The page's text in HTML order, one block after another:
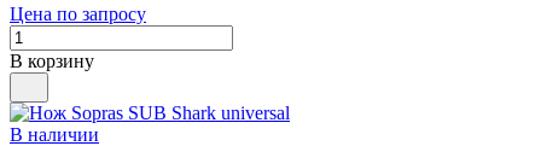
Цена по запросу
В корзину
В наличии